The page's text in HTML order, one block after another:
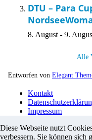
DTU – Para
8. August - 9.
Alle
Entworfen von Elegant
Kontakt
Impressum
Diese Webseite nutzt
verbessern. Sie können sich